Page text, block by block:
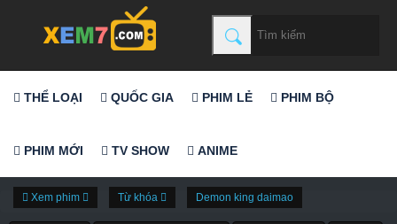
THỂ LOẠI QUỐC GIA PHIM LẺ PHIM BỘ
PHIM MỚI TV SHOW ANIME
Xem phim Từ khóa Demon king daimao